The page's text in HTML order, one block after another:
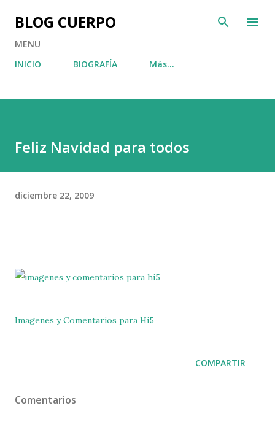
Ir al contenido principal
BLOG CUERPO
MENU
INICIO
BIOGRAFÍA Más…
Feliz Navidad para todos
diciembre 22, 2009
Imagenes y Comentarios para Hi5
COMPARTIR
Comentarios